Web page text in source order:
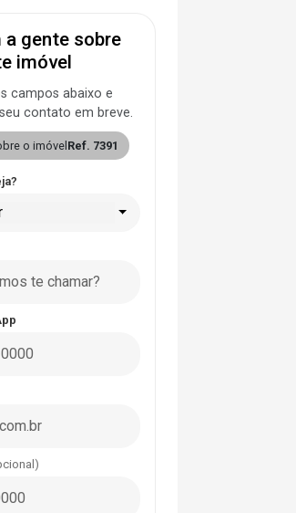
a gente sobre
imóvel
campos abaixo e
contato em breve.
o imóvel Ref. 7391